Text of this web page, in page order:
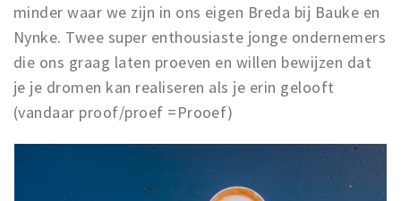
Deals
Parkeren
Inloggen
minder waar we zijn in ons eigen Breda bij Bauke en
Nynke. Twee super enthousiaste jonge ondernemers
die ons graag laten proeven en willen bewijzen dat
je je dromen kan realiseren als je erin gelooft
(vandaar proof/proef =Prooef)